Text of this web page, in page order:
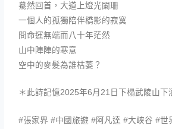
驀然回首，大道上燈光闌珊
一個人的孤獨陪伴橋影的寂寞
問命運無端而八十年茫然
山中陣陣的寒意
空中的麥髮為誰枯萎？
＊此詩記憶2025年6月21日下榻武陵山下
#張家界 #中國旅遊 #阿凡達 #大峽谷 #世